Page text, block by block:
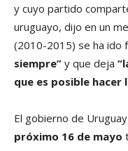
y cuyo partido
uruguayo, dijo en un
(2010-2015) se ha ido
siempre” y que deja
que es posible hacer
El gobierno de
próximo 16 de mayo